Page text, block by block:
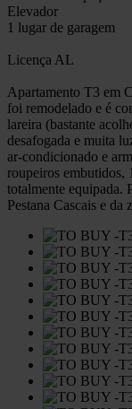
Elevador
1 lugar de garagem
Licença AL
Apartamento T3 em
foi remodelado e é
lareira (bastante
desafogada e muita
ar-condicionado e
roupeiros embutidos,
totalmente equipada.
Pestana Cascais e